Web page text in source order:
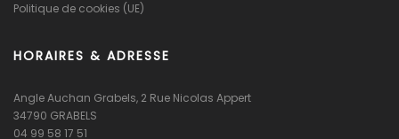
Politique de cookies (UE)
HORAIRES & ADRESSE
Angle Auchan Grabels, 2 Rue Nicolas Appert
34790 GRABELS
04 99 58 17 51